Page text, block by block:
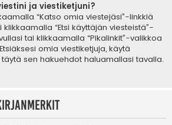
ja viestiketjuni?
“Katso omia viestejäsi”-linkkiä
“Etsi käyttäjän viesteistä”-
tai klikkaamalla “Pikalinkit”-valikkoa
omia viestiketjuja, käytä
sen hakuehdot haluamallasi tavalla.